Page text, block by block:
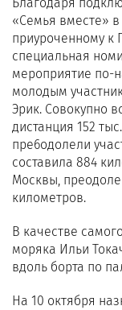
«Семья вместе»
приуроченному к
специальная
мероприятие по-
молодым
Эрик. Совокупно
дистанция 152
пре6одолели
составила 884
Москвы,
километров.
В качестве
моряка Ильи
вдоль борта по
На 10 октября